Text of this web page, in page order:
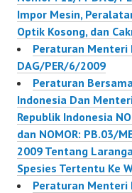
Perdagangan Republik
Indonesia Nomor :
29/M-DAG/PER/6/
tanggal 30 Juni 2009
Tentang Perubahan Atas
Peraturan Menteri
Perdagangan Nomor
05/M-DAG/PER/4/
Tentang…
Impor Mesin,
Optik Kosong, dan
Peraturan Menteri
DAG/PER/6/2009
Peraturan
Indonesia Dan
Republik Indonesia
dan NOMOR: PB.03/
2009 Tentang
Spesies Tertentu Ke
Peraturan Menteri